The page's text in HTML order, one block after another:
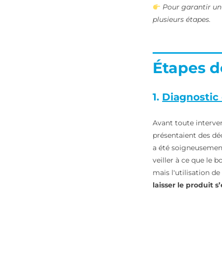
Pour garantir
plusieurs étapes.
Étapes
1.
Avant toute
présentaient des
a été
veiller à ce que le
mais l'utilisation de
laisser le produit